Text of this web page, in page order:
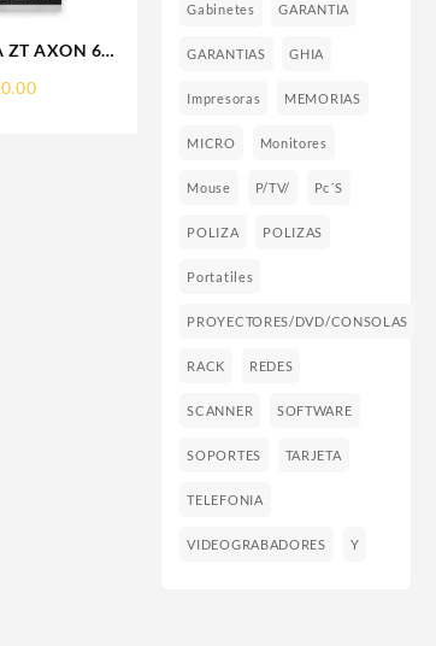
ZT AXON 60
Gabinetes GARANTIA
GARANTIAS GHIA
Impresoras MEMORIAS
MICRO Monitores
Mouse P/TV/ Pc´s
POLIZA POLIZAS
Portatiles
PROYECTORES/DVD/CONSOLAS
RACK REDES
SCANNER SOFTWARE
SOPORTES TARJETA
TELEFONIA
VIDEOGRABADORES Y